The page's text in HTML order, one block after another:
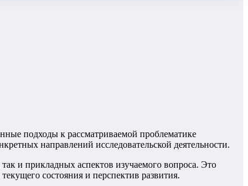
подходы к рассматриваемой проблематике
направлений исследовательской деятельности.
и прикладных аспектов изучаемого вопроса. Это
состояния и перспектив развития.